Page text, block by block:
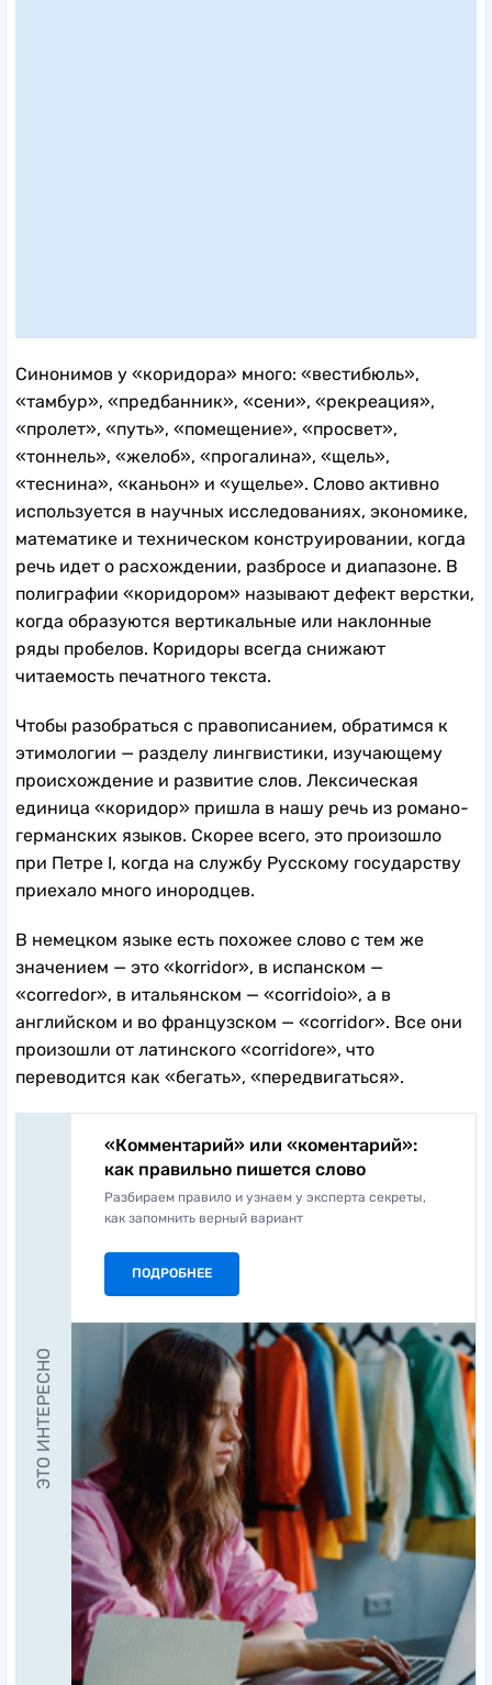
Синонимов у «коридора» много: «вестибюль»,
«тамбур», «предбанник», «сени», «рекреация»,
«пролет», «путь», «помещение», «просвет»,
«тоннель», «желоб», «прогалина», «щель»,
«теснина», «каньон» и «ущелье». Слово активно
используется в научных исследованиях, экономике,
математике и техническом конструировании, когда
речь идет о расхождении, разбросе и диапазоне. В
полиграфии «коридором» называют дефект верстки,
когда образуются вертикальные или наклонные
ряды пробелов. Коридоры всегда снижают
читаемость печатного текста.
Чтобы разобраться с правописанием, обратимся к
этимологии — разделу лингвистики, изучающему
происхождение и развитие слов. Лексическая
единица «коридор» пришла в нашу речь из романо-
германских языков. Скорее всего, это произошло
при Петре I, когда на службу Русскому государству
приехало много инородцев.
В немецком языке есть похожее слово с тем же
значением — это «korridor», в испанском —
«corredor», в итальянском — «corridoio», а в
английском и во французском — «corridor». Все они
произошли от латинского «corridore», что
переводится как «бегать», «передвигаться».
ЭТО ИНТЕРЕСНО
«Комментарий» или «коментарий»:
как правильно пишется слово
Разбираем правило и узнаем у эксперта секреты,
как запомнить верный вариант
ПОДРОБНЕЕ